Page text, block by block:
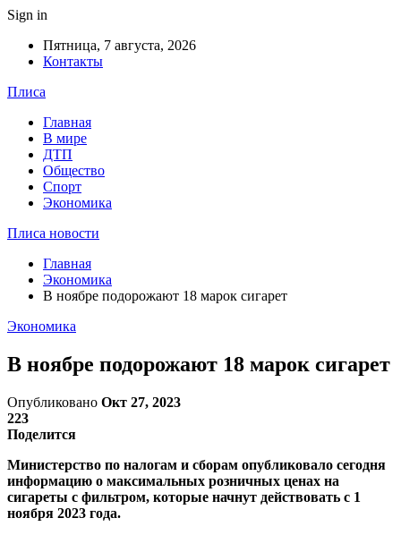
Sign in
Пятница, 7 августа, 2026
Контакты
Плиса
Главная
В мире
ДТП
Общество
Спорт
Экономика
Плиса новости
Главная
Экономика
В ноябре подорожают 18 марок сигарет
Экономика
В ноябре подорожают 18 марок сигарет
Опубликовано Окт 27, 2023
223
Поделится
Министерство по налогам и сборам опубликовало сегодня
информацию о максимальных розничных ценах на
сигареты с фильтром, которые начнут действовать с 1
ноября 2023 года.